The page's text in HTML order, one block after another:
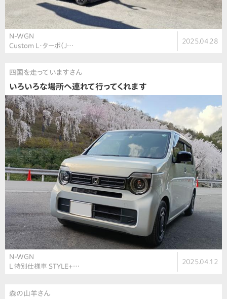
N-WGN
Custom L・ターボ（J…
2025.04.28
四国を走っていますさん
いろいろな場所へ連れて行ってくれます
N-WGN
L 特別仕様車 STYLE+…
2025.04.12
森の山羊さん